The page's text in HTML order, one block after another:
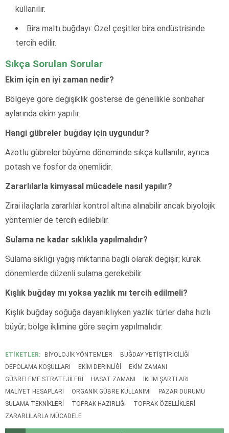
kullanılır.
Bira maltı buğdayı: Özel çeşitler bira endüstrisinde
tercih edilir.
Sıkça Sorulan Sorular
Ekim için en iyi zaman nedir?
Bölgeye göre değişiklik gösterse de genellikle sonbahar
aylarında ekim yapılır.
Hangi gübreler buğday için uygundur?
Azotlu gübreler büyüme döneminde sıkça kullanılır; ayrıca
potash ve fosfor da önemlidir.
Zararlılarla kimyasal mücadele nasıl yapılır?
Zirai ilaçlarla zararlılar kontrol altına alınabilir ancak biyolojik
yöntemler de tercih edilebilir.
Sulama ne kadar sıklıkla yapılmalıdır?
Sulama sıklığı yağış miktarına bağlı olarak değişir; kurak
dönemlerde düzenli sulama gerekebilir.
Kışlık buğday mı yoksa yazlık mı tercih edilmeli?
Kışlık buğday soğuğa dayanıklıyken yazlık türler daha hızlı
büyür; bölge iklimine göre seçim yapılmalıdır.
ETİKETLER: BIYOLOJIK YÖNTEMLER
BUĞDAY YETIŞTIRICILIĞI
DEPOLAMA KOŞULLARI
EKIM DERINLIĞI
EKIM ZAMANI
GÜBRELEME STRATEJILERI
HASAT ZAMANI
IKLIM ŞARTLARI
MALIYET HESAPLARI
ORGANIK GÜBRE KULLANIMI
PAZAR DURUMU
SULAMA TEKNIKLERI
TOPRAK HAZIRLIĞI
TOPRAK ÖZELLIKLERI
ZARARLILARLA MÜCADELE